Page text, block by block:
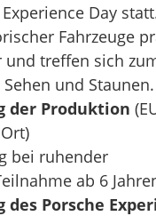
Day
Fahrzeuge
und treffen sich
und Staunen.
der Produktion
bei ruhender
ab 6
des Porsche